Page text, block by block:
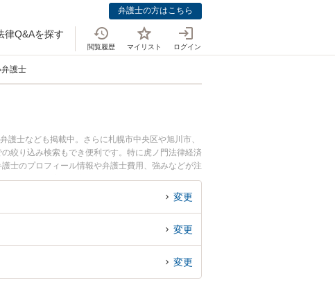
弁護士の方はこちら
律Q&Aを探す
閲覧履歴 マイリスト ログイン
護士
士なども掲載中。さらに札幌市中央区や旭川市、
絞り込み検索もでき便利です。特に虎ノ門法律経済
士のプロフィール情報や弁護士費用、強みなどが注
ブル解決の実績豊富な近くの弁護士を検索したい』
。
変更
変更
変更